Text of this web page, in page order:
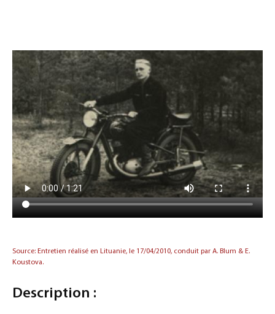
Source: Entretien réalisé en Lituanie, le 17/04/2010, conduit par A. Blum & E.
Koustova.
Description :